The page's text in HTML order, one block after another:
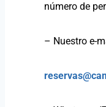
número de
– Nuestro e-